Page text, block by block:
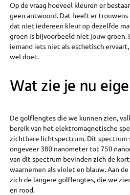
Op de vraag hoeveel kleuren er
geen antwoord. Dat heeft er trouwens
dat niet iedereen kleur op dezelfde
groen is bijvoorbeeld niet jouw groen.
iemand iets niet als esthetisch
wel doet.
Wat zie je nu
De golflengtes die we kunnen zien,
bereik van het elektromagnetische
zichtbare lichtspectrum. Dit spectrum
ongeveer 380 nanometer tot 750
van dit spectrum bevinden zich de
waarnemen als violet en blauw. Aan
zich de langere golflengtes, die we
en rood.